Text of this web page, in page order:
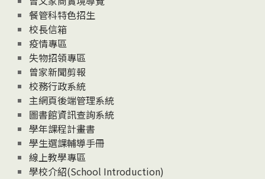
News餐管科特色招生
校長信箱
疫情專區
失物招領專區
曾家新聞剪報
校務行政系統
主網頁後端管理系統
圖書館資訊查詢系統
學年課程計畫書
學生選課輔導手冊
線上教學專區
學校介紹(School Introduction)